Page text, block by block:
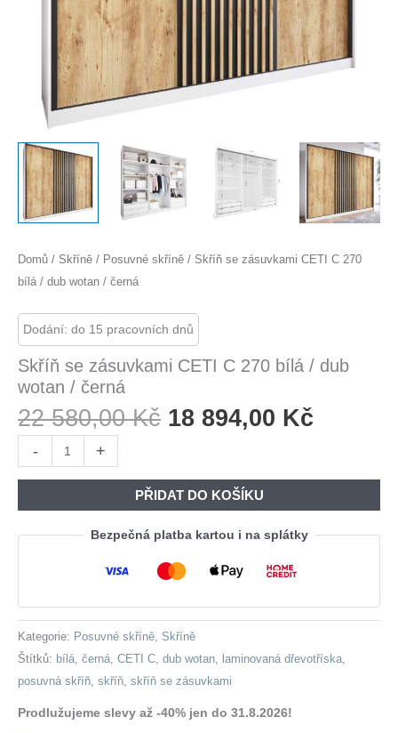
Domů / Skříně / Posuvné skříně / Skříň se zásuvkami CETI C 270
bílá / dub wotan / černá
Dodání: do 15 pracovních dnů
Skříň se zásuvkami CETI C 270 bílá / dub
wotan / černá
22 580,00Kč Původní
22
580,00 Kč.
18 894,00 Kč
894,00
-
se
CETI
C
dub
wotan
/
černá
množství
+
PŘIDAT DO KOŠÍKU
Bezpečná platba kartou i na splátky
Kategorie: Posuvné skříně, Skříně
Štítků: bílá, černá, CETI C, dub wotan, laminovaná dřevotříska,
posuvná skříň, skříň, skříň se zásuvkami
Prodlužujeme slevy až -40% jen do 31.8.2026!